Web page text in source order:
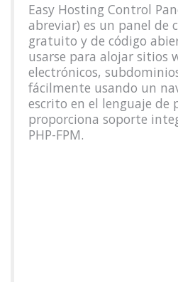
Easy Hosting Control
abreviar) es un panel de
gratuito y de código
usarse para alojar sitios
electrónicos,
fácilmente usando un
escrito en el lenguaje de
proporciona soporte
PHP-FPM.